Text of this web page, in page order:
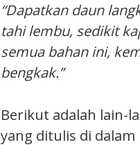
“Dapatkan daun
tahi lembu, sedikit
semua bahan ini,
bengkak.”
Berikut adalah lain-
yang ditulis di dalam